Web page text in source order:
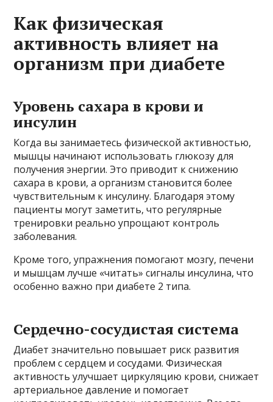
Как физическая
активность влияет на
организм при диабете
Уровень сахара в крови и
инсулин
Когда вы занимаетесь физической активностью,
мышцы начинают использовать глюкозу для
получения энергии. Это приводит к снижению
сахара в крови, а организм становится более
чувствительным к инсулину. Благодаря этому
пациенты могут заметить, что регулярные
тренировки реально упрощают контроль
заболевания.
Кроме того, упражнения помогают мозгу, печени
и мышцам лучше «читать» сигналы инсулина, что
особенно важно при диабете 2 типа.
Сердечно-сосудистая система
Диабет значительно повышает риск развития
проблем с сердцем и сосудами. Физическая
активность улучшает циркуляцию крови, снижает
артериальное давление и помогает